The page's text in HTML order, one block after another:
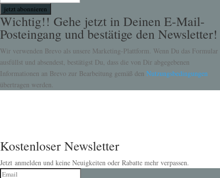
jetzt abonnieren
Wichtig!! Gehe jetzt in Deinen E-Mail-
Posteingang und bestätige den Newsletter!
Wir verwenden Brevo als unsere Marketing-Plattform. Wenn Du das Formular
ausfüllst und absendest, bestätigst Du, dass die von Dir abgegebenen
Informationen an Brevo zur Bearbeitung gemäß den Nutzungsbedingungen
übertragen werden.
Kostenloser Newsletter
Jetzt anmelden und keine Neuigkeiten oder Rabatte mehr verpassen.